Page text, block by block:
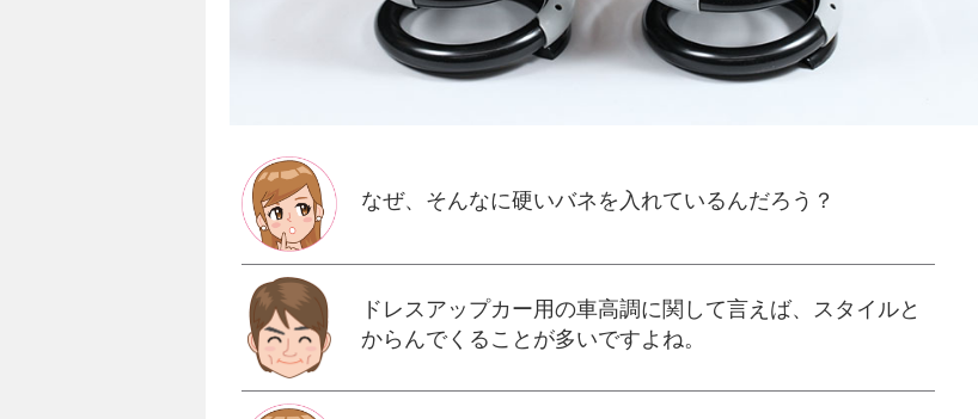
なぜ、そんなに硬いバネを入れているんだろう？
ドレスアップカー用の車高調に関して言えば、スタイルと
からんでくることが多いですよね。